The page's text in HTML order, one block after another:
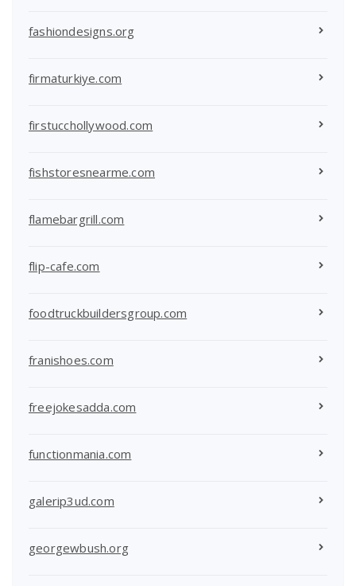
fashiondesigns.org
firmaturkiye.com
firstucchollywood.com
fishstoresnearme.com
flamebargrill.com
flip-cafe.com
foodtruckbuildersgroup.com
franishoes.com
freejokesadda.com
functionmania.com
galerip3ud.com
georgewbush.org